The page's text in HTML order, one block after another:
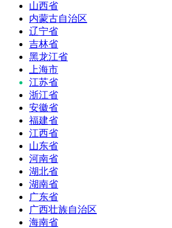
山西省
内蒙古自治区
辽宁省
吉林省
黑龙江省
上海市
江苏省
浙江省
安徽省
福建省
江西省
山东省
河南省
湖北省
湖南省
广东省
广西壮族自治区
海南省